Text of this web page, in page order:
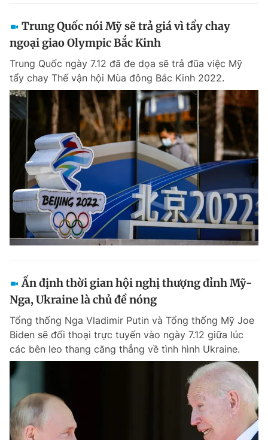
Trung Quốc nói Mỹ sẽ trả giá vì tẩy chay
ngoại giao Olympic Bắc Kinh
Trung Quốc ngày 7.12 đã đe dọa sẽ trả đũa việc Mỹ
tẩy chay Thế vận hội Mùa đông Bắc Kinh 2022.
Ấn định thời gian hội nghị thượng đỉnh Mỹ-
Nga, Ukraine là chủ đề nóng
Tổng thống Nga Vladimir Putin và Tổng thống Mỹ Joe
Biden sẽ đối thoại trực tuyến vào ngày 7.12 giữa lúc
các bên leo thang căng thẳng về tình hình Ukraine.